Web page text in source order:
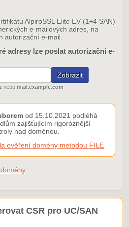
AlpiroSSL Elite EV (1+4 SAN)
e-mailových adres, na
autorizační e-mail.
adresy lze poslat autorizační e-
nebo mail.example.com
od 15.10.2021 podléhá
zajišťujícím rigoróznější
nad doménou.
ověření domény metodou FILE
CSR pro UC/SAN